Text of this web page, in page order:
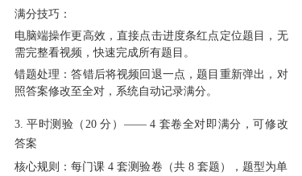
满分技巧：
电脑端操作更高效，直接点击进度条红点定位题目，无
需完整看视频，快速完成所有题目。
错题处理：答错后将视频回退一点，题目重新弹出，对
照答案修改至全对，系统自动记录满分。
3. 平时测验（20 分）—— 4 套卷全对即满分，可修改
答案
核心规则：每门课 4 套测验卷（共 8 套题），题型为单